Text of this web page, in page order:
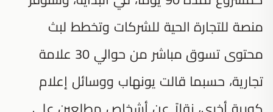
منصة للتجارة الحية للشركات وتخطط لبث
محتوى تسوق مباشر من حوالي 30 علامة
تجارية، حسبما قالت يونهاب ووسائل إعلام